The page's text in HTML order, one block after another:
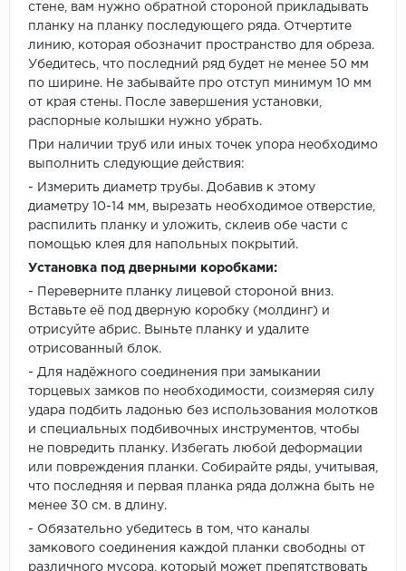
стене, вам нужно обратной стороной прикладывать
планку на планку последующего ряда. Отчертите
линию, которая обозначит пространство для обреза.
Убедитесь, что последний ряд будет не менее 50 мм
по ширине. Не забывайте про отступ минимум 10 мм
от края стены. После завершения установки,
распорные колышки нужно убрать.
При наличии труб или иных точек упора необходимо
выполнить следующие действия:
- Измерить диаметр трубы. Добавив к этому
диаметру 10-14 мм, вырезать необходимое отверстие,
распилить планку и уложить, склеив обе части с
помощью клея для напольных покрытий.
Установка под дверными коробками:
- Переверните планку лицевой стороной вниз.
Вставьте её под дверную коробку (молдинг) и
отрисуйте абрис. Выньте планку и удалите
отрисованный блок.
- Для надёжного соединения при замыкании
торцевых замков по необходимости, соизмеряя силу
удара подбить ладонью без использования молотков
и специальных подбивочных инструментов, чтобы
не повредить планку. Избегать любой деформации
или повреждения планки. Собирайте ряды, учитывая,
что последняя и первая планка ряда должна быть не
менее 30 см. в длину.
- Обязательно убедитесь в том, что каналы
замкового соединения каждой планки свободны от
различного мусора, который может препятствовать